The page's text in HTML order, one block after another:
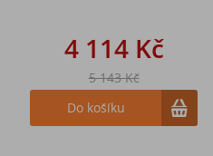
4 114 Kč
5 143 Kč
Do košíku